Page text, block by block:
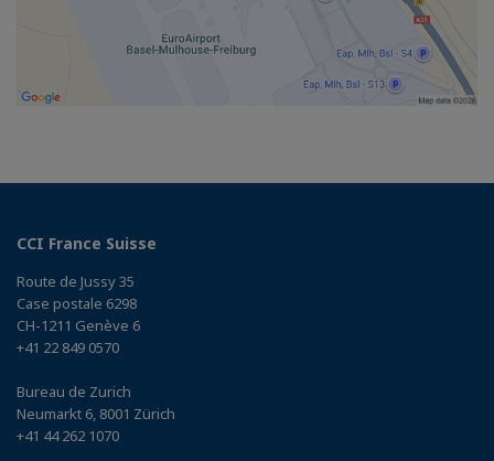
CCI France Suisse
Route de Jussy 35
Case postale 6298
CH-1211 Genève 6
+41 22 849 0570
Bureau de Zurich
Neumarkt 6, 8001 Zürich
+41 44 262 1070